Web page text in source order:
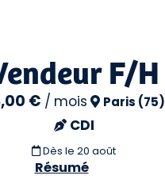
F/H
€ / mois Paris (75)
CDI
Dès le 20 août
Résumé